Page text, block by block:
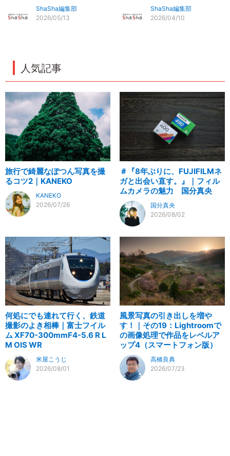
ShaSha編集部
2026/05/13
ShaSha編集部
2026/04/10
人気記事
旅行で綺麗なぽつん写真を撮
るコツ2｜KANEKO
KANEKO
2026/07/26
＃『8年ぶりに、FUJIFILMネ
ガと出会い直す。』｜フィル
ムカメラの魅力 国分真央
国分真央
2026/08/02
何処にでも連れて行く、鉄道
撮影のよき相棒｜富士フイル
ム XF70-300mmF4-5.6 R L
M OIS WR
米屋こうじ
2026/08/01
風景写真の引き出しを増や
す！｜その19：Lightroomで
の画像処理で作品をレベルア
ップ4（スマートフォン版）
高橋良典
2026/07/23